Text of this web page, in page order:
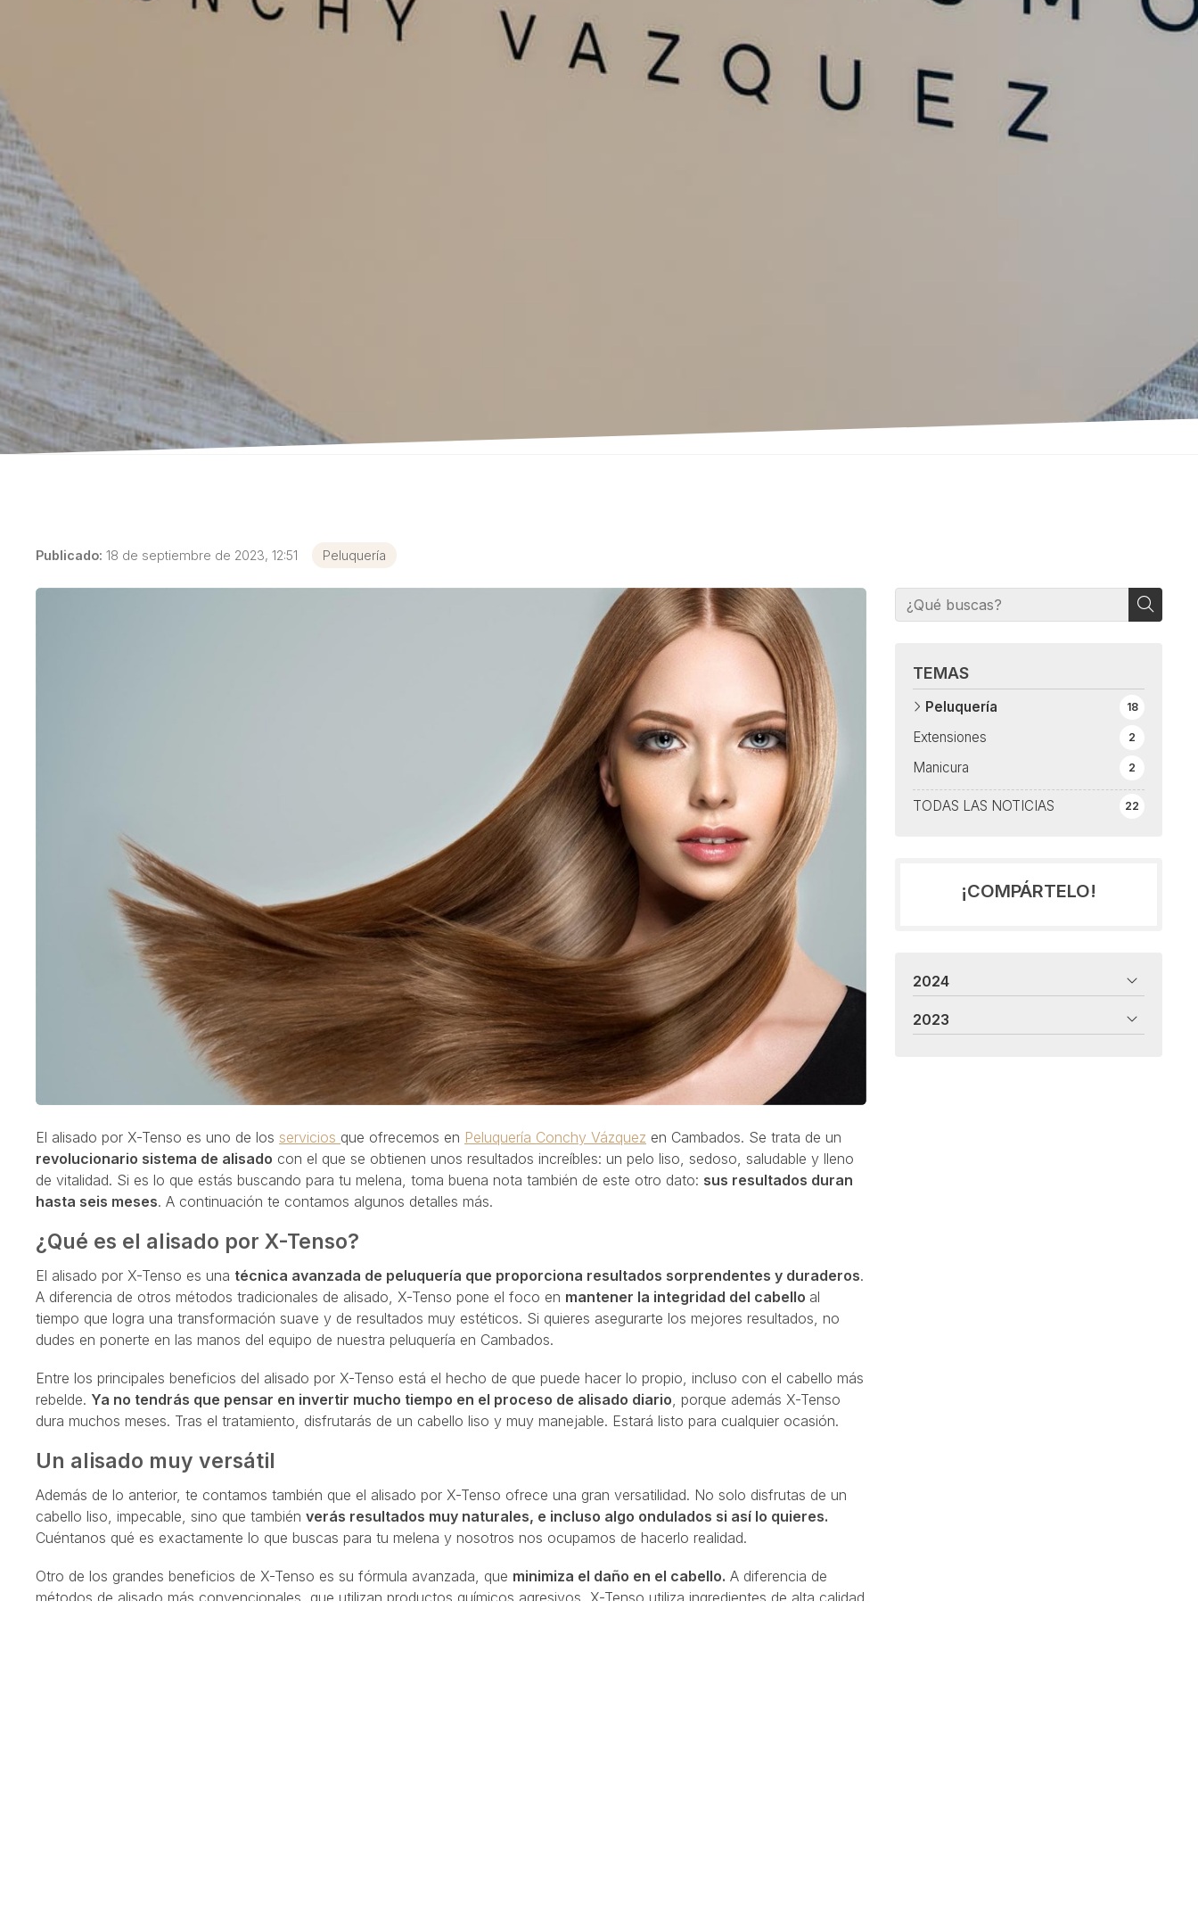
Publicado: 18 de septiembre de 2023, 12:51 Peluquería
TEMAS
TODAS LAS NOTICIAS 22
Peluquería 18
Extensiones 2
Manicura 2
El alisado por X-Tenso es uno de los servicios que ofrecemos en Peluquería Conchy Vázquez en Cambados. Se trata de un
revolucionario sistema de alisado con el que se obtienen unos resultados increíbles: un pelo liso, sedoso, saludable y lleno
de vitalidad. Si es lo que estás buscando para tu melena, toma buena nota también de este otro dato: sus resultados duran
hasta seis meses. A continuación te contamos algunos detalles más.
¿Qué es el alisado por X-Tenso?
El alisado por X-Tenso es una técnica avanzada de peluquería que proporciona resultados sorprendentes y duraderos.
A diferencia de otros métodos tradicionales de alisado, X-Tenso pone el foco en mantener la integridad del cabello al
tiempo que logra una transformación suave y de resultados muy estéticos. Si quieres asegurarte los mejores resultados, no
dudes en ponerte en las manos del equipo de nuestra peluquería en Cambados.
Entre los principales beneficios del alisado por X-Tenso está el hecho de que puede hacer lo propio, incluso con el cabello más
rebelde. Ya no tendrás que pensar en invertir mucho tiempo en el proceso de alisado diario, porque además X-Tenso
dura muchos meses. Tras el tratamiento, disfrutarás de un cabello liso y muy manejable. Estará listo para cualquier ocasión.
Un alisado muy versátil
Además de lo anterior, te contamos también que el alisado por X-Tenso ofrece una gran versatilidad. No solo disfrutas de un
cabello liso, impecable, sino que también verás resultados muy naturales, e incluso algo ondulados si así lo quieres.
Cuéntanos qué es exactamente lo que buscas para tu melena y nosotros nos ocupamos de hacerlo realidad.
Otro de los grandes beneficios de X-Tenso es su fórmula avanzada, que minimiza el daño en el cabello. A diferencia de
métodos de alisado más convencionales, que utilizan productos químicos agresivos, X-Tenso utiliza ingredientes de alta calidad
¡COMPÁRTELO!
2024
2023